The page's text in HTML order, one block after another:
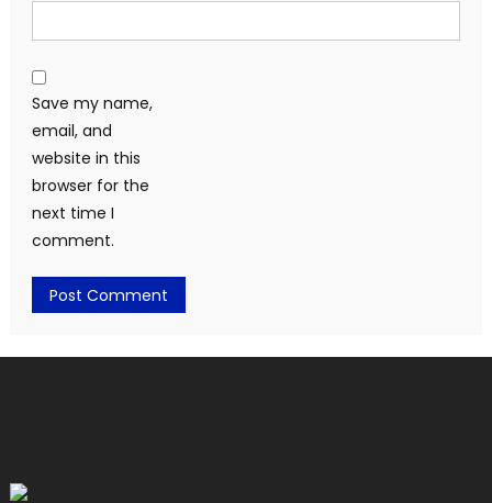
Save my name,
email, and
website in this
browser for the
next time I
comment.